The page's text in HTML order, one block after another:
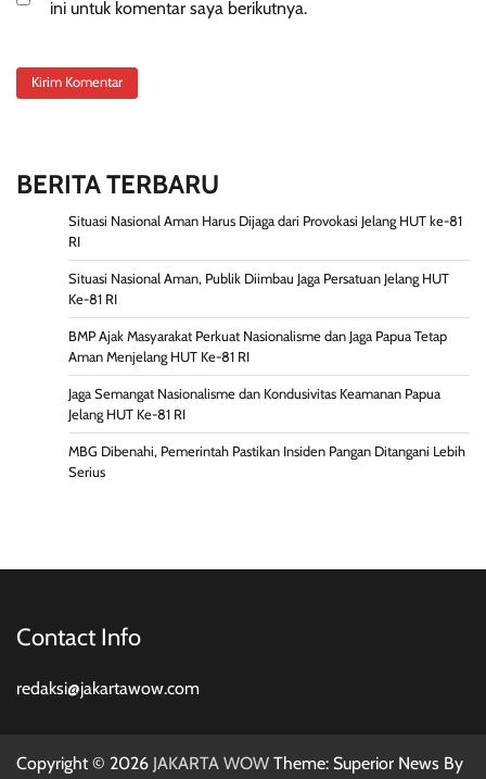
ini untuk komentar saya berikutnya.
BERITA TERBARU
Situasi Nasional Aman Harus Dijaga dari Provokasi Jelang HUT ke-81
RI
Situasi Nasional Aman, Publik Diimbau Jaga Persatuan Jelang HUT
Ke-81 RI
BMP Ajak Masyarakat Perkuat Nasionalisme dan Jaga Papua Tetap
Aman Menjelang HUT Ke-81 RI
Jaga Semangat Nasionalisme dan Kondusivitas Keamanan Papua
Jelang HUT Ke-81 RI
MBG Dibenahi, Pemerintah Pastikan Insiden Pangan Ditangani Lebih
Serius
Contact Info
redaksi@jakartawow.com
Copyright © 2026 JAKARTA WOW Theme: Superior News By